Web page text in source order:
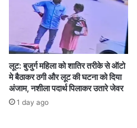
लूट: बुजुर्ग महिला को शातिर तरीके से ऑटो
मे बैठाकर ठगी और लूट की घटना को दिया
अंजाम, नशीला पदार्थ पिलाकर उतारे जेवर
1 day ago